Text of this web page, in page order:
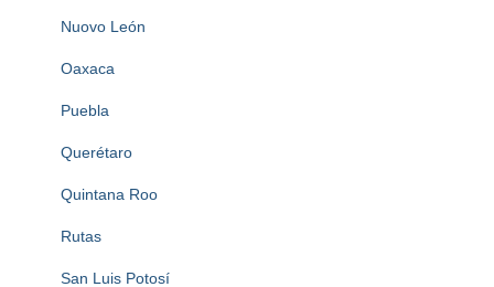
Nuovo León
Oaxaca
Puebla
Querétaro
Quintana Roo
Rutas
San Luis Potosí